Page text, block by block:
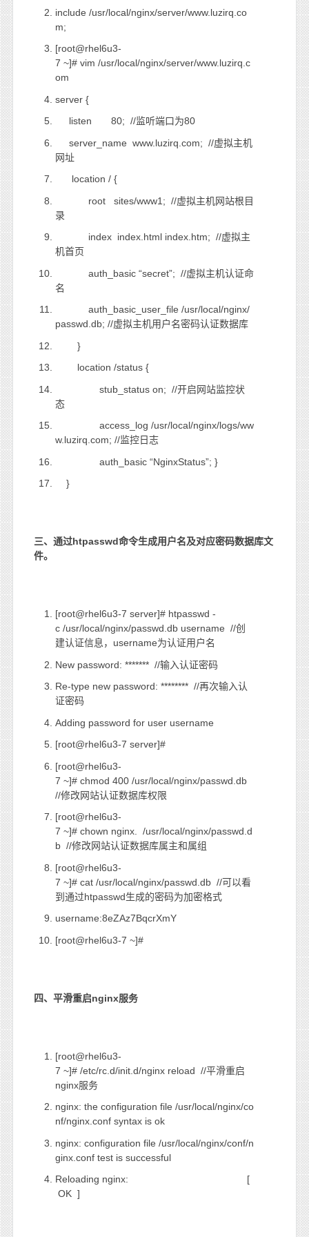
include /usr/local/nginx/server/www.luzirq.co
m;
[root@rhel6u3-
7 ~]# vim /usr/local/nginx/server/www.luzirq.c
om
server {
listen 80; //监听端口为80
server_name www.luzirq.com; //虚拟主机
网址
location / {
root sites/www1; //虚拟主机网站根目
录
index index.html index.htm; //虚拟主
机首页
auth_basic “secret”; //虚拟主机认证命
名
auth_basic_user_file /usr/local/nginx/
passwd.db; //虚拟主机用户名密码认证数据库
}
location /status {
stub_status on; //开启网站监控状
态
access_log /usr/local/nginx/logs/ww
w.luzirq.com; //监控日志
auth_basic “NginxStatus”; }
}
三、通过htpasswd命令生成用户名及对应密码数据库文
件。
[root@rhel6u3-7 server]# htpasswd -
c /usr/local/nginx/passwd.db username //创
建认证信息，username为认证用户名
New password: ******* //输入认证密码
Re-type new password: ******** //再次输入认
证密码
Adding password for user username
[root@rhel6u3-7 server]#
[root@rhel6u3-
7 ~]# chmod 400 /usr/local/nginx/passwd.db
//修改网站认证数据库权限
[root@rhel6u3-
7 ~]# chown nginx. /usr/local/nginx/passwd.d
b //修改网站认证数据库属主和属组
[root@rhel6u3-
7 ~]# cat /usr/local/nginx/passwd.db //可以看
到通过htpasswd生成的密码为加密格式
username:8eZAz7BqcrXmY
[root@rhel6u3-7 ~]#
四、平滑重启nginx服务
[root@rhel6u3-
7 ~]# /etc/rc.d/init.d/nginx reload //平滑重启
nginx服务
nginx: the configuration file /usr/local/nginx/co
nf/nginx.conf syntax is ok
nginx: configuration file /usr/local/nginx/conf/n
ginx.conf test is successful
Reloading nginx: [
OK ]